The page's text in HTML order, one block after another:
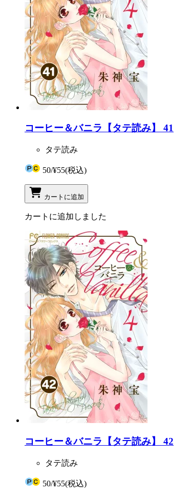
コーヒー＆バニラ【タテ読み】 41
タテ読み
50/¥55(税込)
カートに追加
カートに追加しました
コーヒー＆バニラ【タテ読み】 42
タテ読み
50/¥55(税込)